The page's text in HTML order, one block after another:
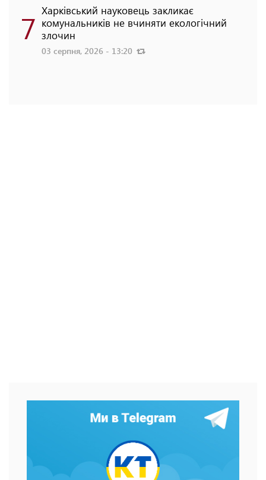
7 Харківський науковець закликає
комунальників не вчиняти екологічний
злочин
03 серпня, 2026 - 13:20